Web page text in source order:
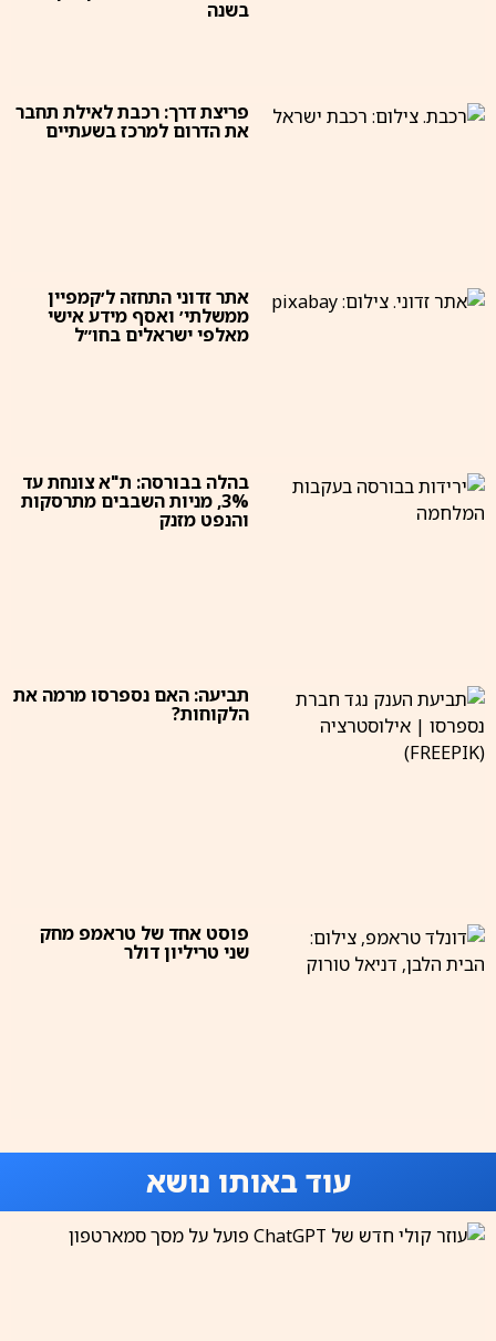
בשנה
פריצת דרך: רכבת לאילת תחבר
את הדרום למרכז בשעתיים
אתר זדוני התחזה ל׳קמפיין
ממשלתי׳ ואסף מידע אישי
מאלפי ישראלים בחו״ל
בהלה בבורסה: ת"א צונחת עד
3%, מניות השבבים מתרסקות
והנפט מזנק
תביעה: האם נספרסו מרמה את
הלקוחות?
פוסט אחד של טראמפ מחק
שני טריליון דולר
עוד באותו נושא